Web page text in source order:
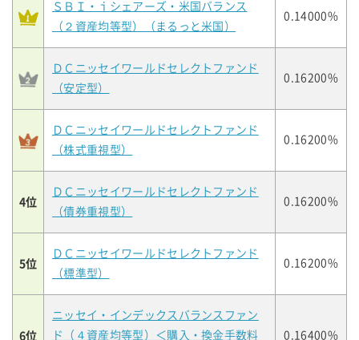
ＳＢＩ・ｉシェアーズ・米国バランス
（２資産均等型）（まるっと米国）
0.14000%
ＤＣニッセイワールドセレクトファンド
（安定型）
0.16200%
ＤＣニッセイワールドセレクトファンド
（株式重視型）
0.16200%
4位
ＤＣニッセイワールドセレクトファンド
（債券重視型）
0.16200%
5位
ＤＣニッセイワールドセレクトファンド
（標準型）
0.16200%
6位
ニッセイ・インデックスバランスファン
ド（４資産均等型）＜購入・換金手数料
0.16400%